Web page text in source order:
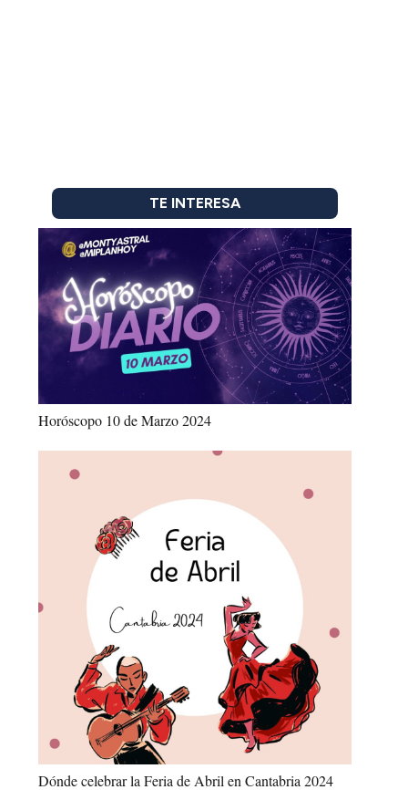
TE INTERESA
Horóscopo 10 de Marzo 2024
Dónde celebrar la Feria de Abril en Cantabria 2024